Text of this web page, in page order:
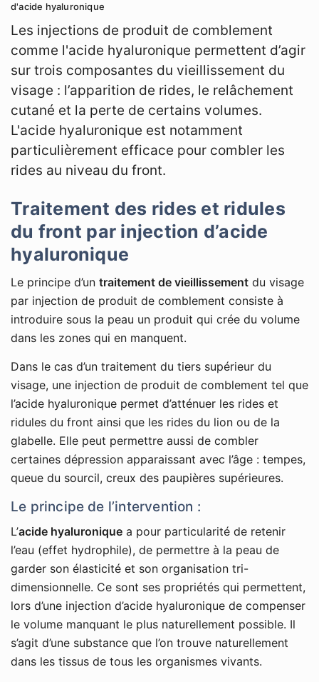
d'acide hyaluronique
Les injections de produit de comblement
comme l'acide hyaluronique permettent d’agir
sur trois composantes du vieillissement du
visage : l’apparition de rides, le relâchement
cutané et la perte de certains volumes.
L'acide hyaluronique est notamment
particulièrement efficace pour combler les
rides au niveau du front.
Traitement des rides et ridules
du front par injection d’acide
hyaluronique
Le principe d’un traitement de vieillissement du visage
par injection de produit de comblement consiste à
introduire sous la peau un produit qui crée du volume
dans les zones qui en manquent.
Dans le cas d’un traitement du tiers supérieur du
visage, une injection de produit de comblement tel que
l’acide hyaluronique permet d’atténuer les rides et
ridules du front ainsi que les rides du lion ou de la
glabelle. Elle peut permettre aussi de combler
certaines dépression apparaissant avec l’âge : tempes,
queue du sourcil, creux des paupières supérieures.
Le principe de l’intervention :
L’acide hyaluronique a pour particularité de retenir
l’eau (effet hydrophile), de permettre à la peau de
garder son élasticité et son organisation tri-
dimensionnelle. Ce sont ses propriétés qui permettent,
lors d’une injection d’acide hyaluronique de compenser
le volume manquant le plus naturellement possible. Il
s’agit d’une substance que l’on trouve naturellement
dans les tissus de tous les organismes vivants.